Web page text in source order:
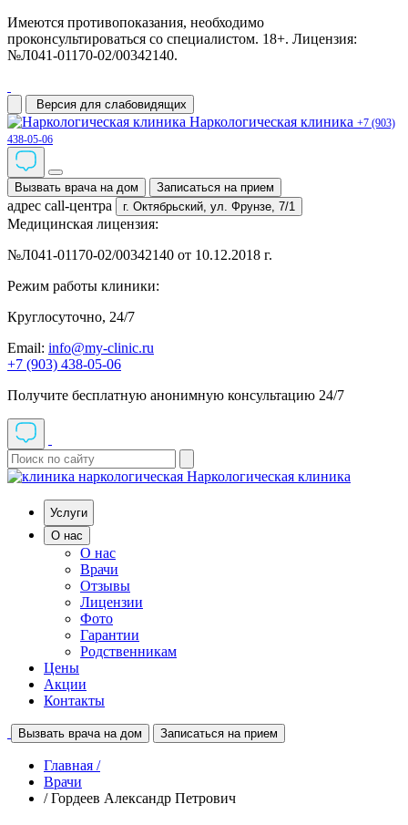
Имеются противопоказания, необходимо
проконсультироваться со специалистом. 18+. Лицензия:
№Л041-01170-02/00342140.
Версия для слабовидящих
Наркологическая клиника +7 (903)
438-05-06
Вызвать врача на дом Записаться на прием
адрес call-центра г. Октябрьский, ул. Фрунзе, 7/1
Медицинская лицензия:
№Л041-01170-02/00342140 от 10.12.2018 г.
Режим работы клиники:
Круглосуточно, 24/7
Email: info@my-clinic.ru
+7 (903) 438-05-06
Получите бесплатную анонимную консультацию 24/7
Наркологическая клиника
Услуги
О нас
О нас
Врачи
Отзывы
Лицензии
Фото
Гарантии
Родственникам
Цены
Акции
Контакты
Вызвать врача на дом Записаться на прием
Главная /
Врачи
/ Гордеев Александр Петрович